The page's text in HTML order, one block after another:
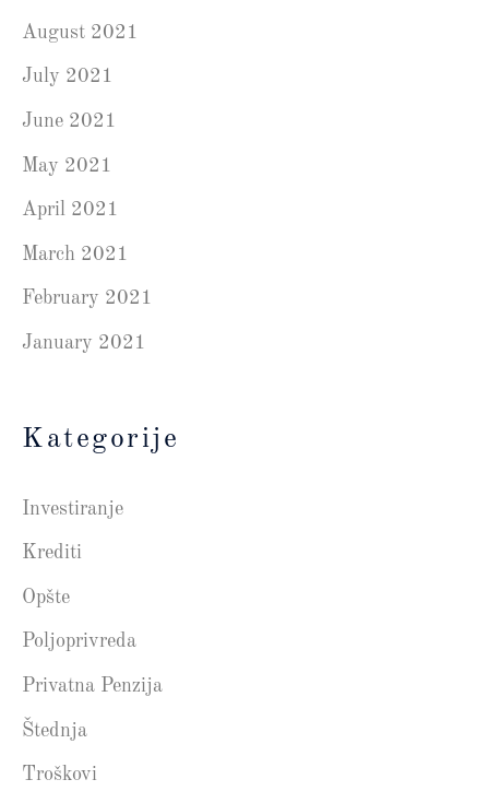
August 2021
July 2021
June 2021
May 2021
April 2021
March 2021
February 2021
January 2021
Kategorije
Investiranje
Krediti
Opšte
Poljoprivreda
Privatna Penzija
Štednja
Troškovi